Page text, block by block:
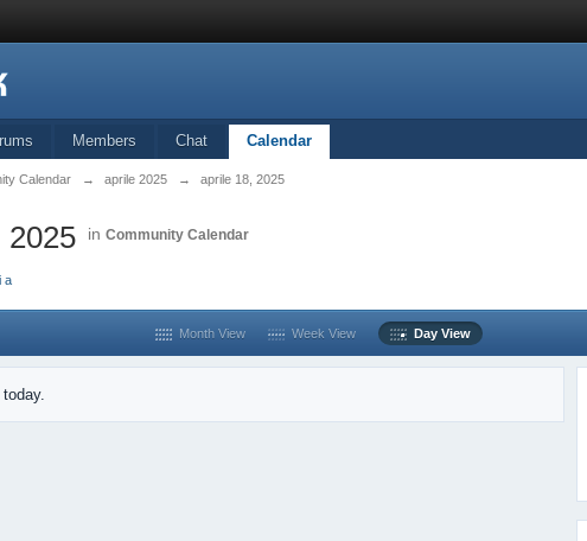
Members Chat Calendar
Calendar → aprile 2025 → aprile 18, 2025
2025 in Community Calendar
a
Month View Week View Day View